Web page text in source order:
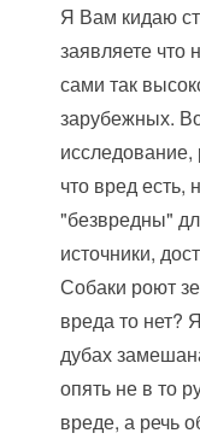
Я Вам кидаю
заявляете
сами так
зарубежных.
исследование,
что вред
"безвредны"
источники,
Собаки роют
вреда то нет?
дубах
опять не в то
вреде, а речь